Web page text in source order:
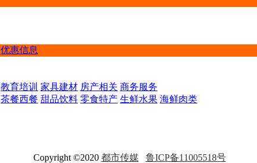
优惠信息
教育培训 家具建材 房产相关 商务服务
茶餐西餐 甜品饮料 零食特产 生鲜水果 海鲜肉类
Copyright ©2020 都市传媒 鲁ICP备11005518号